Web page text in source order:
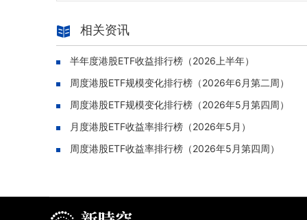
相关资讯
半年度港股ETF收益排行榜（2026上半年）
周度港股ETF规模变化排行榜（2026年6月第二周）
周度港股ETF规模变化排行榜（2026年5月第四周）
月度港股ETF收益率排行榜（2026年5月）
周度港股ETF收益率排行榜（2026年5月第四周）